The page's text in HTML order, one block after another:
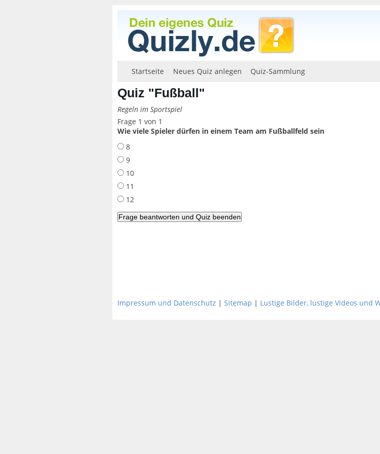
Startseite Neues Quiz anlegen Quiz-Sammlung
Quiz "Fußball"
Regeln im Sportspiel
Frage 1 von 1
Wie viele Spieler dürfen in einem Team am Fußballfeld sein
8
9
10
11
12
Impressum und Datenschutz | Sitemap | Lustige Bilder, lustige Videos und